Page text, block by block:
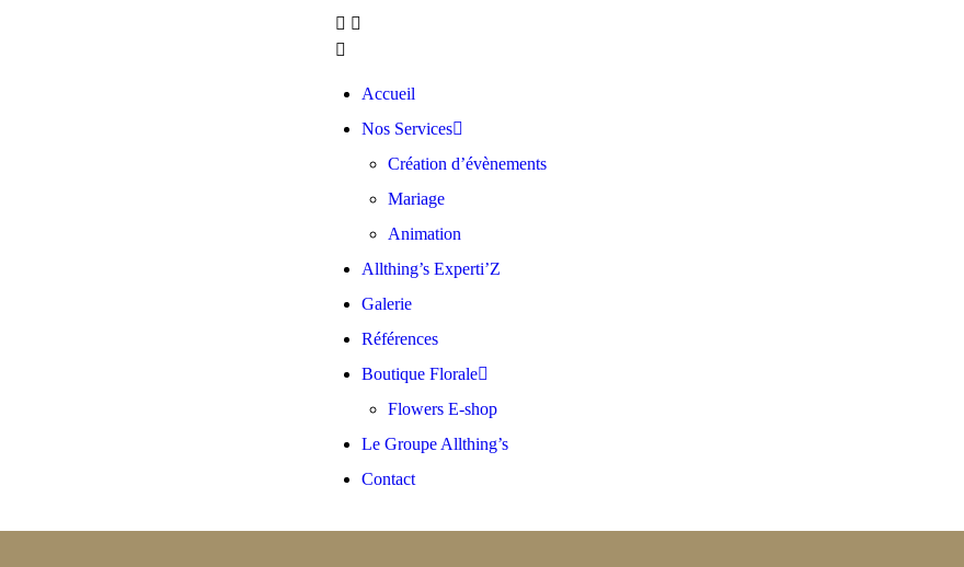
Accueil
Nos Services
Création d’évènements
Mariage
Animation
Allthing’s Experti’Z
Galerie
Références
Boutique Florale
Flowers E-shop
Le Groupe Allthing’s
Contact